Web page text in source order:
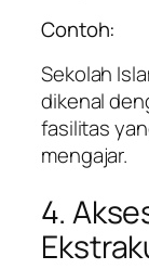
Contoh:
Sekolah
dikenal
fasilitas
mengajar.
4.